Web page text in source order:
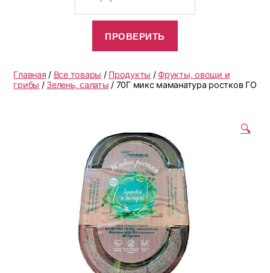
Главная / Все товары / Продукты / Фрукты, овощи и
грибы / Зелень, салаты / 70Г микс маманатура ростков ГО
🔍